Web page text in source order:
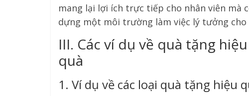
mang lại lợi ích trực tiếp cho nhân viên mà
dựng một môi trường làm việc lý tưởng cho
III. Các ví dụ về quà tặng
quà
1. Ví dụ về các loại quà tặng hiệu